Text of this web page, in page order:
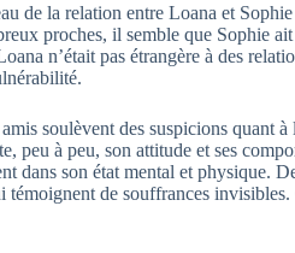
de la relation entre Loana et
proches, il semble que Sophie
n’était pas étrangère à des
soulèvent des suspicions quant
peu à peu, son attitude et ses
dans son état mental et physique.
témoignent de souffrances